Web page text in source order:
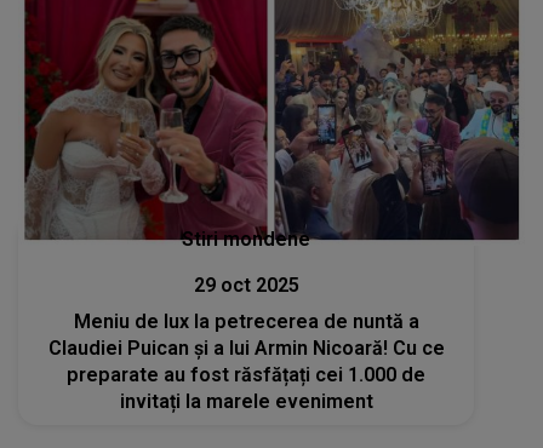
Stiri mondene
29 oct 2025
Meniu de lux la petrecerea de nuntă a
Claudiei Puican și a lui Armin Nicoară! Cu ce
preparate au fost răsfățați cei 1.000 de
invitați la marele eveniment